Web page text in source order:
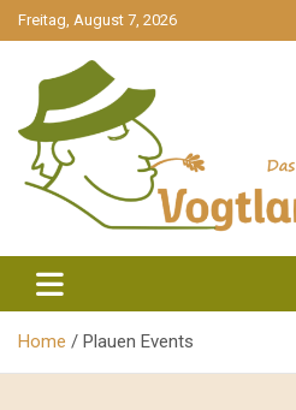
gehe
zum
Freitag, August 7, 2026
Home Plauen Events